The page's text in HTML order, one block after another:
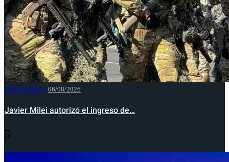
NACIONALES 06/08/2026
Javier Milei autorizó el ingreso de…
5